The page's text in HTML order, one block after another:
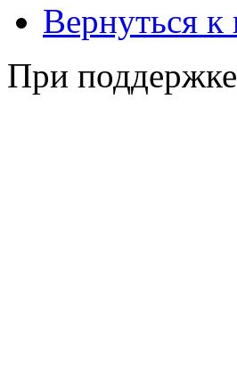
Вернуться к
При поддержке